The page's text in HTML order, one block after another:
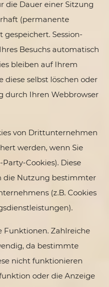
die Dauer einer Sitzung
(permanente
Session-
Besuchs automatisch
bleiben auf Ihrem
diese selbst löschen oder
durch Ihren Webbrowser
von Drittunternehmen
werden, wenn Sie
Cookies). Diese
die Nutzung bestimmter
(z.B. Cookies
Funktionen. Zahlreiche
da bestimmte
nicht funktionieren
oder die Anzeige